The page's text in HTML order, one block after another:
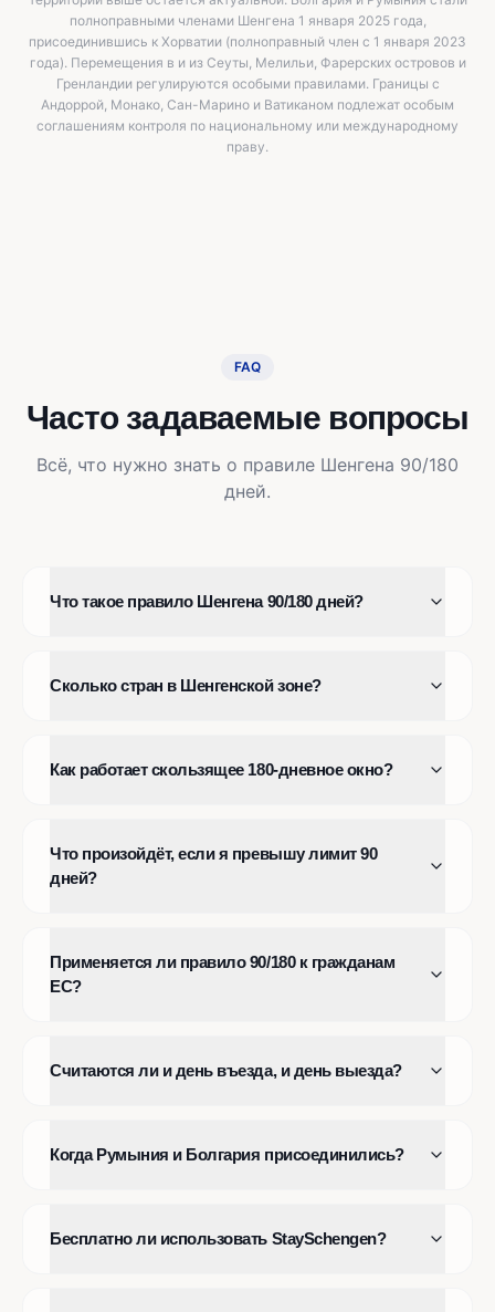
полноправными членами Шенгена 1 января 2025 года,
присоединившись к Хорватии (полноправный член с 1 января 2023
года). Перемещения в и из Сеуты, Мелильи, Фарерских островов и
Гренландии регулируются особыми правилами. Границы с
Андоррой, Монако, Сан-Марино и Ватиканом подлежат особым
соглашениям контроля по национальному или международному
праву.
FAQ
Часто задаваемые вопросы
Всё, что нужно знать о правиле Шенгена 90/180
дней.
Что такое правило Шенгена 90/180 дней?
Сколько стран в Шенгенской зоне?
Как работает скользящее 180-дневное окно?
Что произойдёт, если я превышу лимит 90
дней?
Применяется ли правило 90/180 к гражданам
ЕС?
Считаются ли и день въезда, и день выезда?
Когда Румыния и Болгария присоединились?
Бесплатно ли использовать StaySchengen?